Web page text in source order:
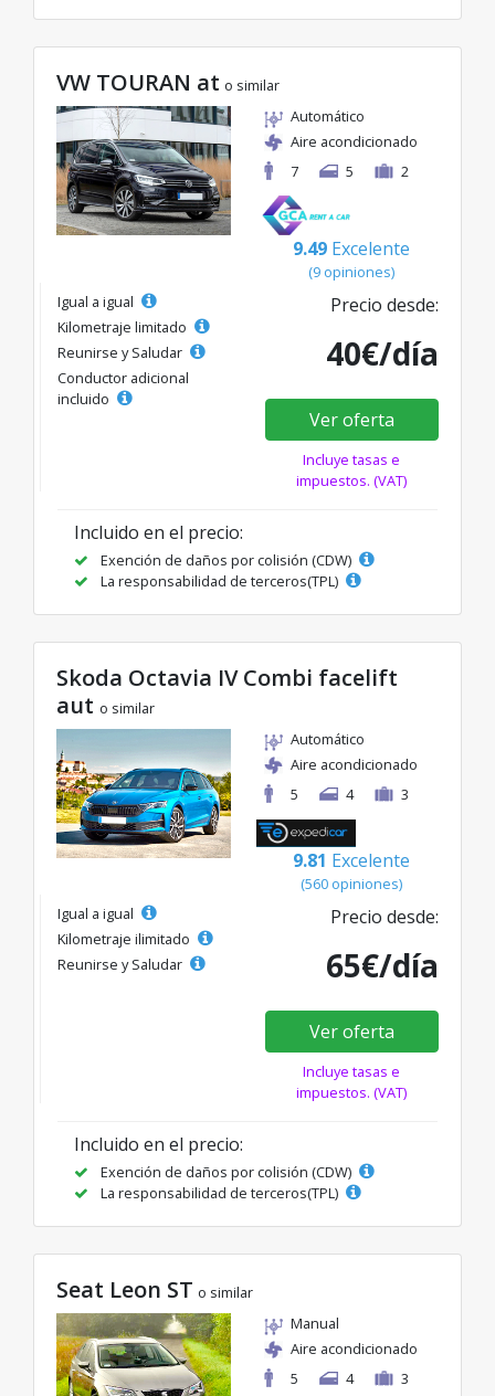
VW TOURAN at o similar
Automático
Aire acondicionado
7
5 2
9.49 Excelente
(9 opiniones)
Igual a igual
Kilometraje limitado
Reunirse y Saludar
Conductor adicional
incluido
Precio desde:
40€/día
Ver oferta
Incluye tasas e
impuestos. (VAT)
Incluido en el precio:
Exención de daños por colisión (CDW)
La responsabilidad de terceros(TPL)
Skoda Octavia IV Combi facelift
aut o similar
Automático
Aire acondicionado
5
4 3
9.81 Excelente
(560 opiniones)
Igual a igual
Kilometraje ilimitado
Reunirse y Saludar
Precio desde:
65€/día
Ver oferta
Incluye tasas e
impuestos. (VAT)
Incluido en el precio:
Exención de daños por colisión (CDW)
La responsabilidad de terceros(TPL)
Seat Leon ST o similar
Manual
Aire acondicionado
5
4 3